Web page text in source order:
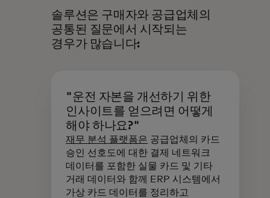
솔루션은 구매자와 공급업체의
공통된 질문에서 시작되는
경우가 많습니다:
"운전 자본을 개선하기 위한
인사이트를 얻으려면 어떻게
해야 하나요?"
재무 분석 플랫폼은 공급업체의 카드
승인 선호도에 대한 결제 네트워크
데이터를 포함한 실물 카드 및 기타
거래 데이터와 함께 ERP 시스템에서
가상 카드 데이터를 정리하고